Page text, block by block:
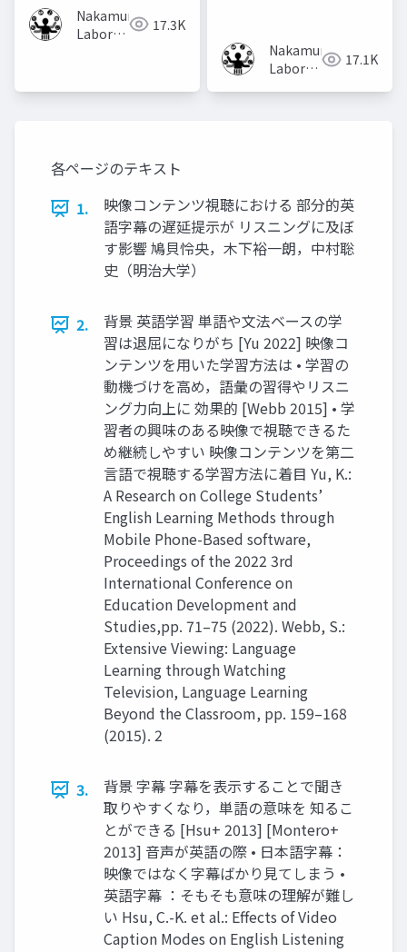
Nakamura
Laboratory 17.3K
Nakamura
Laboratory 17.1K
各ページのテキスト
1.
映像コンテンツ視聴における 部分的英
語字幕の遅延提示が リスニングに及ぼ
す影響 鳩貝怜央，木下裕一朗，中村聡
史（明治大学）
2.
背景 英語学習 単語や文法ベースの学
習は退屈になりがち [Yu 2022] 映像コ
ンテンツを用いた学習方法は • 学習の
動機づけを高め，語彙の習得やリスニ
ング力向上に 効果的 [Webb 2015] • 学
習者の興味のある映像で視聴できるた
め継続しやすい 映像コンテンツを第二
言語で視聴する学習方法に着目 Yu, K.:
A Research on College Students’
English Learning Methods through
Mobile Phone-Based software,
Proceedings of the 2022 3rd
International Conference on
Education Development and
Studies,pp. 71–75 (2022). Webb, S.:
Extensive Viewing: Language
Learning through Watching
Television, Language Learning
Beyond the Classroom, pp. 159–168
(2015). 2
3.
背景 字幕 字幕を表示することで聞き
取りやすくなり，単語の意味を 知るこ
とができる [Hsu+ 2013] [Montero+
2013] 音声が英語の際 • 日本語字幕：
映像ではなく字幕ばかり見てしまう •
英語字幕 ：そもそも意味の理解が難し
い Hsu, C.-K. et al.: Eﬀects of Video
Caption Modes on English Listening